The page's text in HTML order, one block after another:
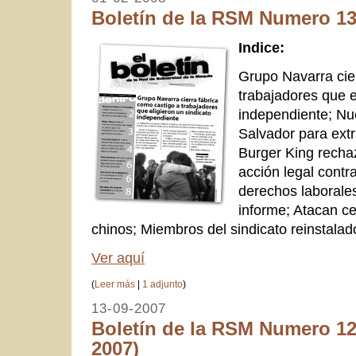
Boletín de la RSM Numero
Indice:
Grupo Navarra
trabajadores que
independiente;
Salvador para
Burger King
acción legal
derechos
informe; Atacan
chinos; Miembros del sindicato
Ver aquí
(Leer más | 1 adjunto)
13-09-2007
Boletín de la RSM Numero
2007)